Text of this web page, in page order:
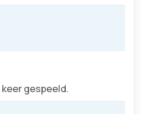
keer gespeeld.